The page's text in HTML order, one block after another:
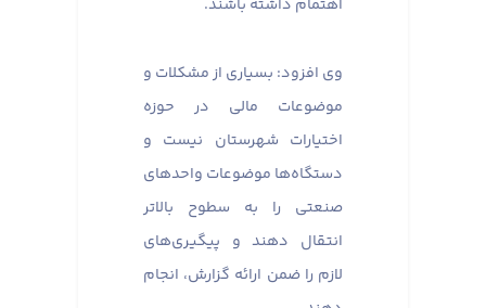
اهتمام داشته باشند.
وی افزود: بسیاری از مشکلات و
موضوعات مالی در حوزه
اختیارات شهرستان نیست و
دستگاه‌ها موضوعات واحدهای
صنعتی را به سطوح بالاتر
انتقال دهند و پیگیری‌های
لازم را ضمن ارائه گزارش، انجام